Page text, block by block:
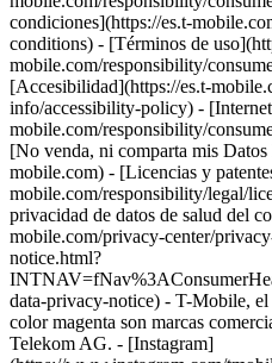
condiciones](https://es.t-
conditions) - [Términos de
mobile.com/responsibility/
[Accesibilidad](https://es.t-
info/accessibility-policy) -
mobile.com/responsibility/
[No venda, ni comparta mis Datos
mobile.com) - [Licencias y
mobile.com/responsibility/legal/
privacidad de datos de salud del
mobile.com/privacy-center/
notice.html?
data-privacy-notice) - T-Mobile,
color magenta son marcas
Telekom AG. - [Instagram]